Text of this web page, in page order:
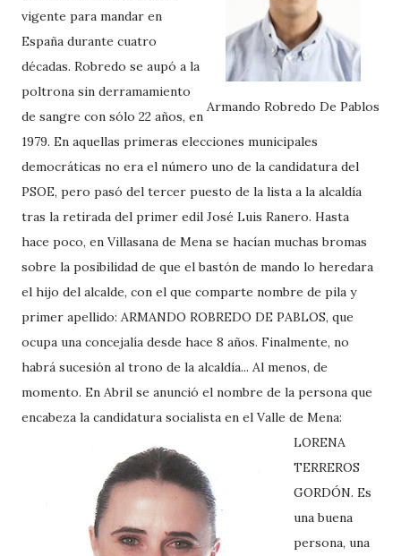
Armando Robredo De Pablos
vigente para mandar en
España durante cuatro
décadas. Robredo se aupó a la
poltrona sin derramamiento
de sangre con sólo 22 años, en
1979. En aquellas primeras elecciones municipales
democráticas no era el número uno de la candidatura del
PSOE, pero pasó del tercer puesto de la lista a la alcaldía
tras la retirada del primer edil José Luis Ranero. Hasta
hace poco, en Villasana de Mena se hacían muchas bromas
sobre la posibilidad de que el bastón de mando lo heredara
el hijo del alcalde, con el que comparte nombre de pila y
primer apellido: ARMANDO ROBREDO DE PABLOS, que
ocupa una concejalía desde hace 8 años. Finalmente, no
habrá sucesión al trono de la alcaldía... Al menos, de
momento. En Abril se anunció el nombre de la persona que
encabeza la candidatura socialista en el Valle de Mena:
LORENA
TERREROS
GORDÓN. Es
una buena
persona, una